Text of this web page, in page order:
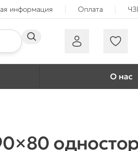
информация Оплата
О нас